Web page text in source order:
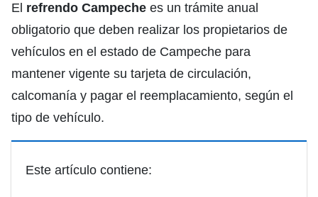
El refrendo Campeche es un trámite anual
obligatorio que deben realizar los propietarios de
vehículos en el estado de Campeche para
mantener vigente su tarjeta de circulación,
calcomanía y pagar el reemplacamiento, según el
tipo de vehículo.
Este artículo contiene: